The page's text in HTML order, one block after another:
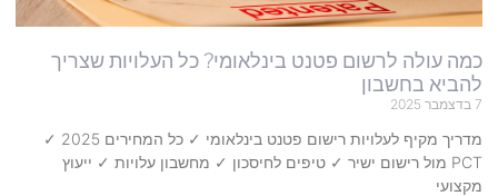
כמה עולה לרשום פטנט בינלאומי? כל העלויות שצריך
להביא בחשבון
7 בדצמבר 2025
מדריך מקיף לעלויות רישום פטנט בינלאומי ✓ כל המחירים 2025 ✓
PCT מול רישום ישיר ✓ טיפים לחיסכון ✓ מחשבון עלויות ✓ ייעוץ
מקצועי